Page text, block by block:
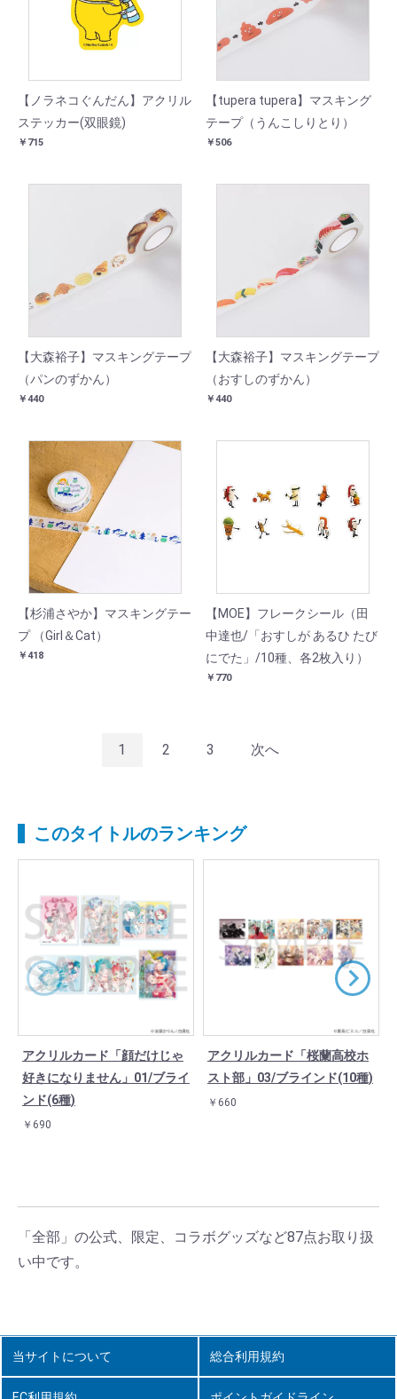
【ノラネコぐんだん】アクリル
ステッカー(双眼鏡)
￥715
【tupera tupera】マスキング
テープ（うんこしりとり）
￥506
【大森裕子】マスキングテープ
（パンのずかん）
￥440
【大森裕子】マスキングテープ
（おすしのずかん）
￥440
【杉浦さやか】マスキングテー
プ （Girl＆Cat）
￥418
【MOE】フレークシール（田
中達也/「おすしが あるひ たび
にでた」/10種、各2枚入り）
￥770
1 2 3 次へ
このタイトルのランキング
アクリルカード「顔だけじゃ
好きになりません」01/ブライ
ンド(6種)
￥690
アクリルカード「桜蘭高校ホ
スト部」03/ブラインド(10種)
￥660
「全部」の公式、限定、コラボグッズなど87点お取り扱
い中です。
当サイトについて 総合利用規約